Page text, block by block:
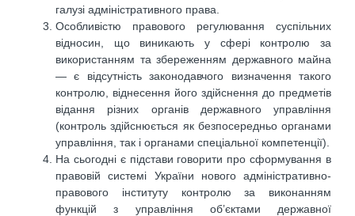
галузі адміністративного права.
Особливістю правового регулювання суспільних
відносин, що виникають у сфері контролю за
використанням та збереженням державного майна
— є відсутність законодавчого визначення такого
контролю, віднесення його здійснення до предметів
відання різних органів державного управління
(контроль здійснюється як безпосередньо органами
управління, так і органами спеціальної компетенції).
На сьогодні є підстави говорити про сформування в
правовій системі України нового адміністративно-
правового інституту контролю за виконанням
функцій з управління об’єктами державної